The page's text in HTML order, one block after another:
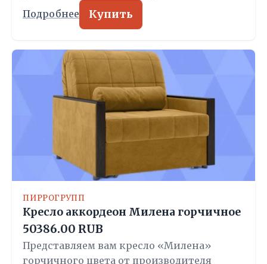
Подробнее Купить
ПИРРОГРУПП
Кресло аккордеон Милена горчичное
50386.00 RUB
Представляем вам кресло «Милена»
горчичного цвета от производителя